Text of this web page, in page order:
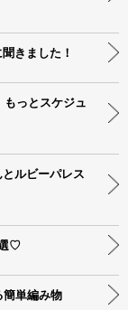
きました！
もっとスケジュ
ルビーパレス
♡
単編み物